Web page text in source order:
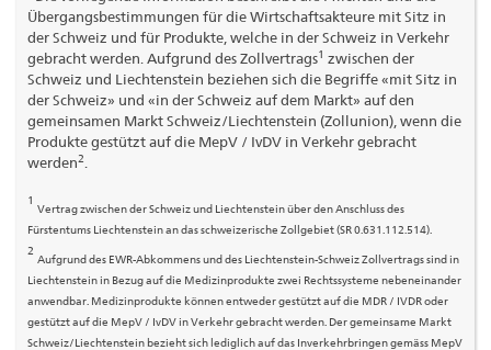
Übergangsbestimmungen für die Wirtschaftsakteure mit Sitz in
der Schweiz und für Produkte, welche in der Schweiz in Verkehr
gebracht werden. Aufgrund des Zollvertrags1 zwischen der
Schweiz und Liechtenstein beziehen sich die Begriffe «mit Sitz in
der Schweiz» und «in der Schweiz auf dem Markt» auf den
gemeinsamen Markt Schweiz/Liechtenstein (Zollunion), wenn die
Produkte gestützt auf die MepV / IvDV in Verkehr gebracht
werden2
1
Vertrag zwischen der Schweiz und Liechtenstein über den Anschluss des
Fürstentums Liechtenstein an das schweizerische Zollgebiet (SR 0.631.112.514).
2
Aufgrund des EWR-Abkommens und des Liechtenstein-Schweiz Zollvertrags sind in
Liechtenstein in Bezug auf die Medizinprodukte zwei Rechtssysteme nebeneinander
anwendbar. Medizinprodukte können entweder gestützt auf die MDR / IVDR oder
gestützt auf die MepV / IvDV in Verkehr gebracht werden. Der gemeinsame Markt
Schweiz/Liechtenstein bezieht sich lediglich auf das Inverkehrbringen gemäss MepV